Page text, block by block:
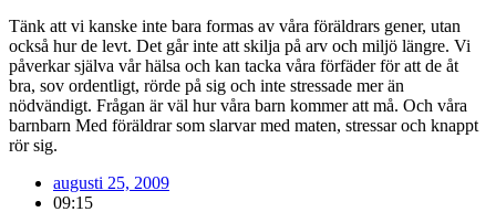
Tänk att vi kanske inte bara formas av våra föräldrars gener, utan
också hur de levt. Det går inte att skilja på arv och miljö längre. Vi
påverkar själva vår hälsa och kan tacka våra förfäder för att de åt
bra, sov ordentligt, rörde på sig och inte stressade mer än
nödvändigt. Frågan är väl hur våra barn kommer att må. Och våra
barnbarn Med föräldrar som slarvar med maten, stressar och knappt
rör sig.
augusti 25, 2009
09:15